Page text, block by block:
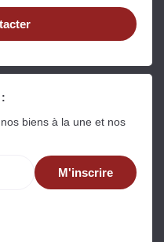
biens à la une et nos
M'inscrire